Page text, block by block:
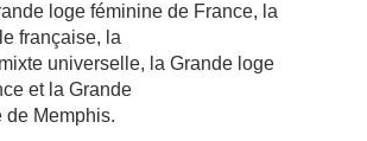
loge féminine de France, la
française, la
universelle, la Grande loge
et la Grande
de Memphis.